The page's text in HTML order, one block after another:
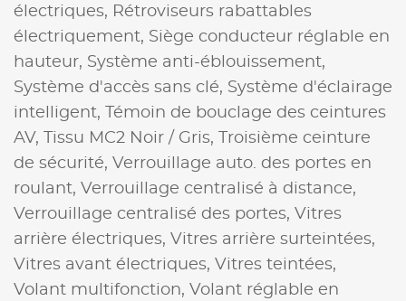
électriques, Rétroviseurs rabattables
électriquement, Siège conducteur réglable en
hauteur, Système anti-éblouissement,
Système d'accès sans clé, Système d'éclairage
intelligent,
Témoin de bouclage des ceintures
AV,
Tissu MC2 Noir / Gris,
Troisième ceinture
de sécurité, Verrouillage auto. des portes en
roulant, Verrouillage centralisé à distance,
Verrouillage centralisé des portes, Vitres
arrière électriques, Vitres arrière surteintées,
Vitres avant électriques, Vitres teintées,
Volant multifonction, Volant réglable en